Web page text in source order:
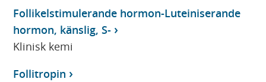
Follikelstimulerande hormon-Luteiniserande
hormon, känslig, S-
Klinisk kemi
Follitropin